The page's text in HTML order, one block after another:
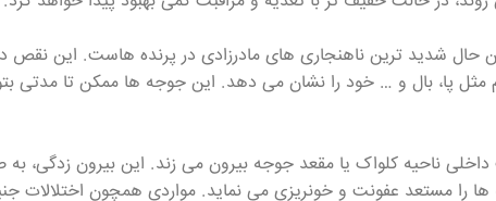
حال شدید ترین ناهنجاری های مادرزادی در پرنده هاست. این نقص
پا، بال و … خود را نشان می دهد. این جوجه ها ممکن تا مدتی
ناحیه کلواک یا مقعد جوجه بیرون می زند. این بیرون زدگی،
را مستعد عفونت و خونریزی می نماید. مواردی همچون اختلالات